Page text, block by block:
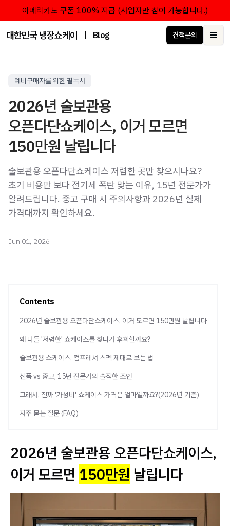
아메리카노 쿠폰 100% 지급 (사업자만 참여 가능합니다.)
대한민국 냉장쇼케이스 점유율 1위 브랜드 한성쇼케이스
Blog 견적문의
예비구매자를 위한 필독서
2026년 술보관용
오픈다단쇼케이스, 이거 모르면
150만원 날립니다
술보관용 오픈다단쇼케이스 저렴한 곳만 찾으시나요?
초기 비용만 보다 전기세 폭탄 맞는 이유, 15년 전문가가
알려드립니다. 중고 구매 시 주의사항과 2026년 실제
가격대까지 확인하세요.
Jun 01, 2026
Contents
2026년 술보관용 오픈다단쇼케이스, 이거 모르면 150만원 날립니다
왜 다들 '저렴한' 쇼케이스를 찾다가 후회할까요?
술보관용 쇼케이스, 컴프레셔 스펙 제대로 보는 법
신품 vs 중고, 15년 전문가의 솔직한 조언
그래서, 진짜 '가성비' 쇼케이스 가격은 얼마일까요?(2026년 기준)
자주 묻는 질문 (FAQ)
2026년 술보관용 오픈다단쇼케이스,
이거 모르면 150만원 날립니다